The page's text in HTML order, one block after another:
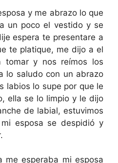
y me abrazo lo que
un poco el vestido y se
espera te presentare a
te platique, me dijo a el
tomar y nos reímos los
lo saludo con un abrazo
labios lo supe por que le
ella se lo limpio y le dijo
de labial, estuvimos
esposa se despidió y
me esperaba mi esposa